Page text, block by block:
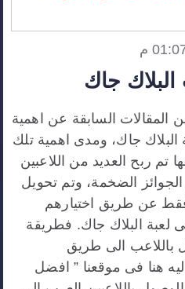
جاك
المقالات السابقة عن اهمية
جاك، ومدى اهمية تلك
تم ربح العديد من اللاعبين
الضخمة، وتم تحويل
فقط عن طريق اختيارهم
لعبة البلاك جاك. فطريقة
باللاعب الى طريق
هنا فى موقعنا ” افضل